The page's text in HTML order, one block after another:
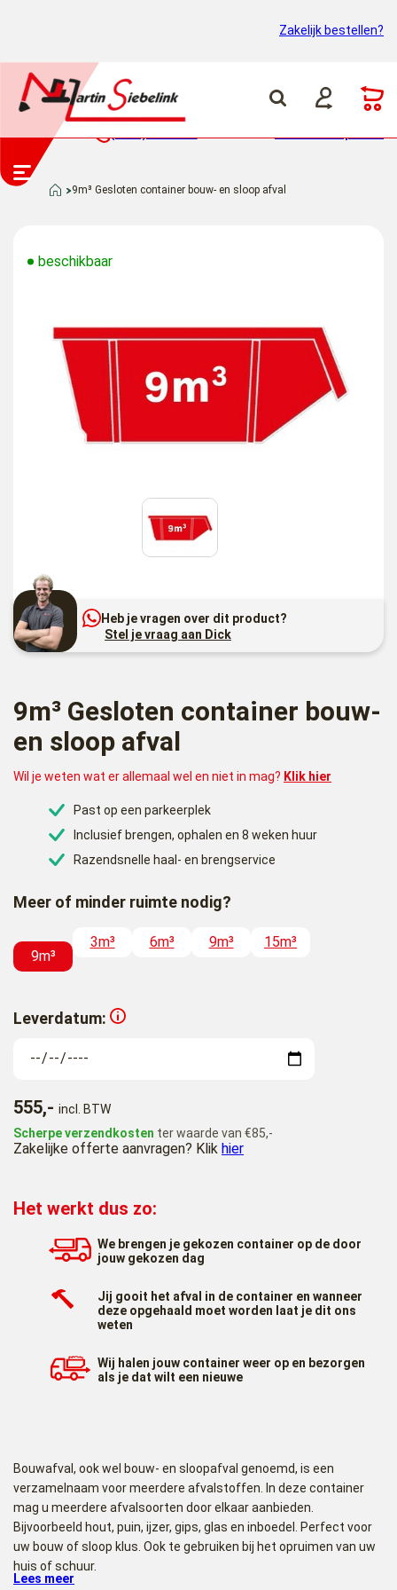
Zakelijk bestellen?
9m³ Gesloten container bouw- en sloop afval
beschikbaar
Heb je vragen over dit product?
Stel je vraag aan Dick
9m³ Gesloten container bouw-
en sloop afval
Wil je weten wat er allemaal wel en niet in mag? Klik hier
Past op een parkeerplek
Inclusief brengen, ophalen en 8 weken huur
Razendsnelle haal- en brengservice
Meer of minder ruimte nodig?
9m³
3m³ 6m³ 9m³ 15m³
Leverdatum:
555,- incl. BTW
Scherpe verzendkosten ter waarde van €85,-
Zakelijke offerte aanvragen? Klik hier
Het werkt dus zo:
We brengen je gekozen container op de door
jouw gekozen dag
Jij gooit het afval in de container en wanneer
deze opgehaald moet worden laat je dit ons
weten
Wij halen jouw container weer op en bezorgen
als je dat wilt een nieuwe
Bouwafval, ook wel bouw- en sloopafval genoemd, is een
verzamelnaam voor meerdere afvalstoffen. In deze container
mag u meerdere afvalsoorten door elkaar aanbieden.
Bijvoorbeeld hout, puin, ijzer, gips, glas en inboedel. Perfect voor
uw bouw of sloop klus. Ook te gebruiken bij het opruimen van uw
huis of schuur.
Lees meer